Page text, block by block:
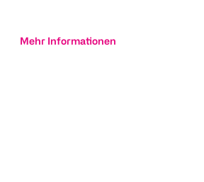
Mehr Informationen